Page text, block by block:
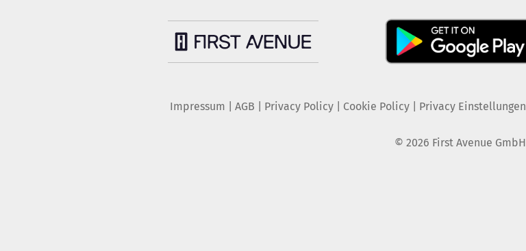
Impressum AGB Privacy Policy| Cookie Policy| Privacy Einstellungen
© 2026 First Avenue GmbH